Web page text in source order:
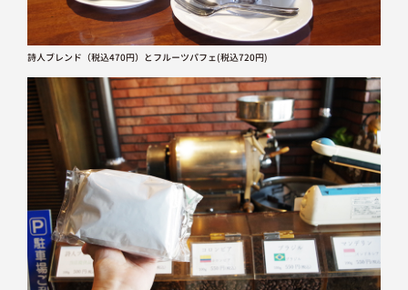
詩人ブレンド（税込470円）とフルーツパフェ(税込720円)